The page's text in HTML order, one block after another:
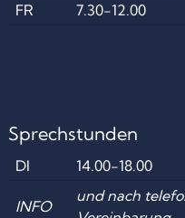
FR
7.30-12.00
Sprechstunden
DI 14.00-18.00
INFO
und nach